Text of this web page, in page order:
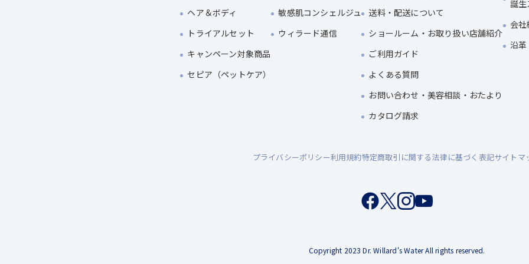
ヘア＆ボディ
トライアルセット
キャンペーン対象商品
セピア（ペットケア）
敏感肌コンシェルジュ
ウィラード通信
送料・配送について
ショールーム・お取り扱い店舗紹介
ご利用ガイド
よくある質問
お問い合わせ・美容相談・おたより
カタログ請求
誕生
会
沿革
プライバシーポリシー利用規約特定商取引に関する法律に基づく表記サイトマ
Copyright 2023 Dr. Willard's Water All rights reserved.